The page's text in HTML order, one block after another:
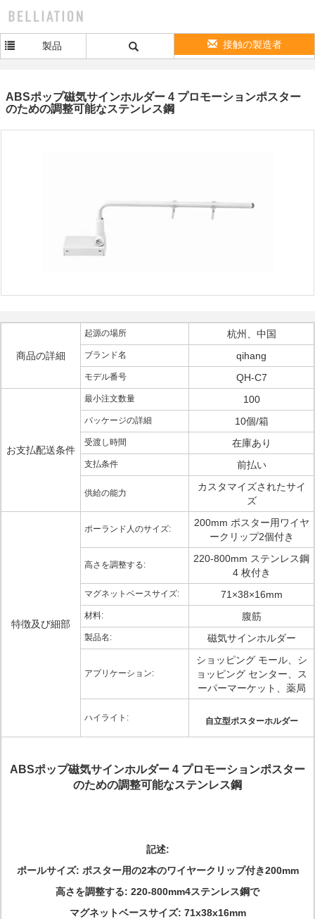
製品 接触の製造者
ABSポップ磁気サインホルダー 4 プロモーションポスター
のための調整可能なステンレス鋼
商品の詳細
起源の場所 杭州、中国
ブランド名 qihang
モデル番号 QH-C7
お支払配送条件
最小注文数量 100
パッケージの詳細 10個/箱
受渡し時間 在庫あり
支払条件 前払い
供給の能力
カスタマイズされたサイ
ズ
特徴及び細部
ポーランド人のサイズ:
200mm ポスター用ワイヤ
ークリップ2個付き
高さを調整する:
220-800mm ステンレス鋼
4 枚付き
マグネットベースサイズ: 71×38×16mm
材料: 腹筋
製品名: 磁気サインホルダー
アプリケーション:
ショッピング モール、シ
ョッピング センター、ス
ーパーマーケット、薬局
ハイライト: 自立型ポスターホルダー
ABSポップ磁気サインホルダー 4 プロモーションポスター
のための調整可能なステンレス鋼
記述:
ポールサイズ: ポスター用の2本のワイヤークリップ付き200mm
高さを調整する: 220-800mm4ステンレス鋼で
マグネットベースサイズ: 71x38x16mm